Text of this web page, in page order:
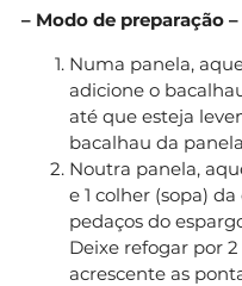
– Modo de preparação –
Numa panela,
adicione o
até que esteja
bacalhau da
Noutra panela,
e 1 colher (sopa)
pedaços do
Deixe refogar por
acrescente as